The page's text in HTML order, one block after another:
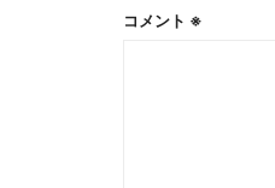
コメント ※